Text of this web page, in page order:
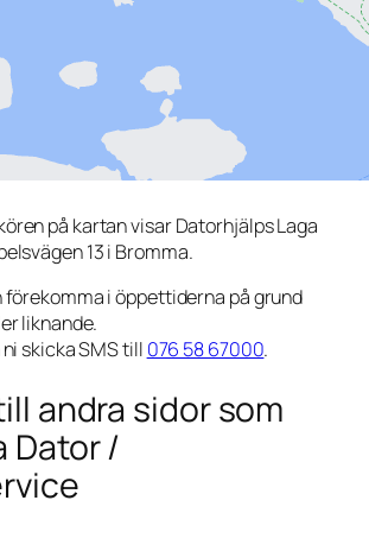
på kartan visar Datorhjälps Laga
13 i Bromma.
förekomma i öppettiderna på grund
liknande.
skicka SMS till 076 58 67000.
andra sidor som
Dator /